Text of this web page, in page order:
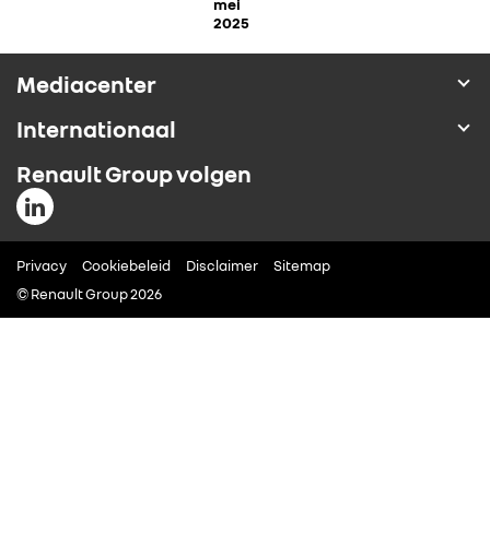
ALLIANCE
FOTO’S & VIDEO’S
IN DE MEDIA
CONTACT
mei
2025
Mediacenter
Internationaal
Renault Group volgen
Privacy Cookiebeleid Disclaimer
Sitemap
© Renault Group 2026